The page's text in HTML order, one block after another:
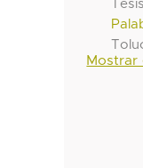
Mostrar